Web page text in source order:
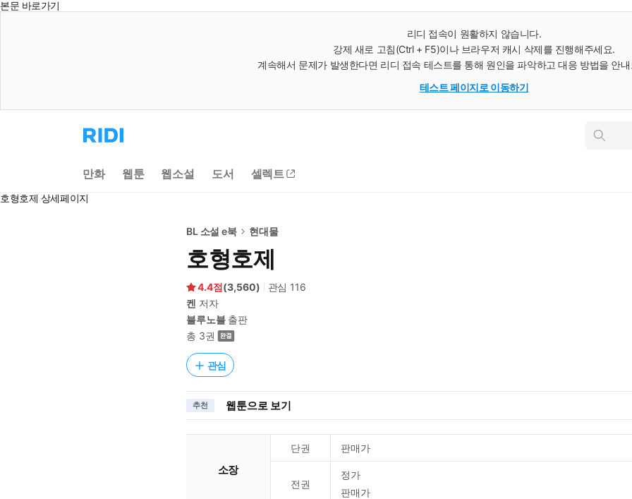
본문 바로가기
리디 접속이 원활하지 않습니다.
강제 새로 고침(Ctrl + F5)이나 브라우저 캐시 삭제를 진행해주세요.
계속해서 문제가 발생한다면 리디 접속 테스트를 통해 원인을 파악하고 대응 방법을 안
테스트 페이지로 이동하기
리
디
으
로
동
인
만화 웹툰 웹소설 도서 셀렉트
호형호제 상세페이지
BL 소설 e북 현대물
호형호제
4.4 (3,560) 관심 116
켄 저자
블루노블출판
총 3권
관심
추천 웹툰으로 보기
소장
단권 판매가
전권
정가
판매가